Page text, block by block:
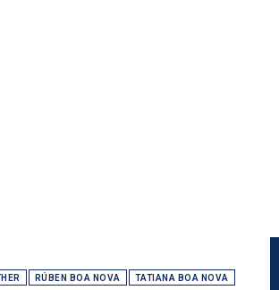
RÚBEN BOA NOVA TATIANA BOA NOVA